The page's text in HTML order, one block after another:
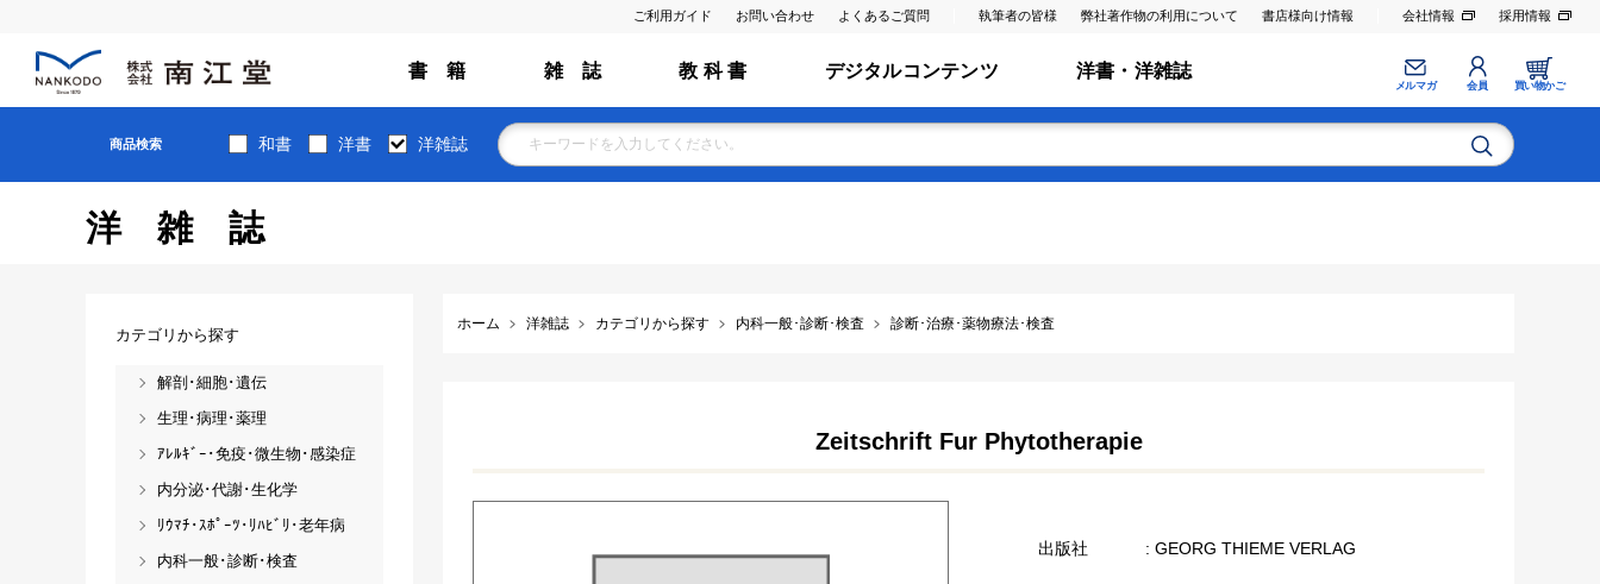
ご利用ガイド お問い合わせ よくあるご質問 執筆者の皆様 弊社著作物の利用について 書店様向け情報 会社情報 採用情報
書 籍 雑 誌 教 科 書 デジタルコンテンツ 洋書・洋雑誌
メルマガ 会員 買い物かご
商品検索 和書 洋書 洋雑誌
洋雑誌
ホーム 洋雑誌 カテゴリから探す 内科一般･診断･検査 診断･治療･薬物療法･検査
Zeitschrift Fur Phytotherapie
出版社 : GEORG THIEME VERLAG
カテゴリから探す
解剖･細胞･遺伝
生理･病理･薬理
ｱﾚﾙｷﾞｰ･免疫･微生物･感染症
内分泌･代謝･生化学
ﾘｳﾏﾁ･ｽﾎﾟｰﾂ･ﾘﾊﾋﾞﾘ･老年病
内科一般･診断･検査